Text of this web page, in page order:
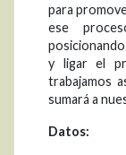
para
ese
y ligar el
trabajamos
sumará a
Datos: